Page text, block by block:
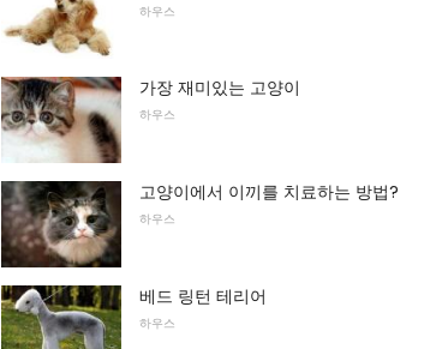
하우스
가장 재미있는 고양이
하우스
고양이에서 이끼를 치료하는 방법?
하우스
베드 링턴 테리어
하우스